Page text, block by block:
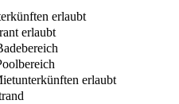
erlaubt
erlaubt
erlaubt